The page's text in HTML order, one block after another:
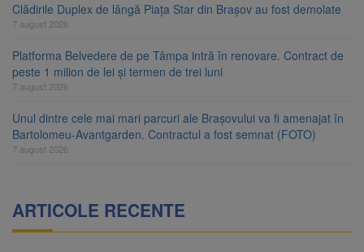
Clădirile Duplex de lângă Piața Star din Brașov au fost demolate
7 august 2026
Platforma Belvedere de pe Tâmpa intră în renovare. Contract de
peste 1 milion de lei și termen de trei luni
7 august 2026
Unul dintre cele mai mari parcuri ale Brașovului va fi amenajat în
Bartolomeu-Avantgarden. Contractul a fost semnat (FOTO)
7 august 2026
ARTICOLE RECENTE